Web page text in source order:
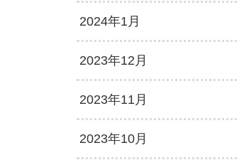
2024年1月
2023年12月
2023年11月
2023年10月